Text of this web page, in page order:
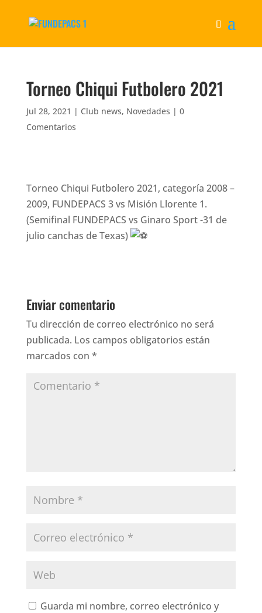
Torneo Chiqui Futbolero 2021
Jul 28, 2021 | Club news, Novedades | 0
Comentarios
Torneo Chiqui Futbolero 2021, categoría 2008 –
2009, FUNDEPACS 3 vs Misión Llorente 1.
(Semifinal FUNDEPACS vs Ginaro Sport -31 de
julio canchas de Texas)
Enviar comentario
Tu dirección de correo electrónico no será
publicada. Los campos obligatorios están
marcados con *
Guarda mi nombre, correo electrónico y